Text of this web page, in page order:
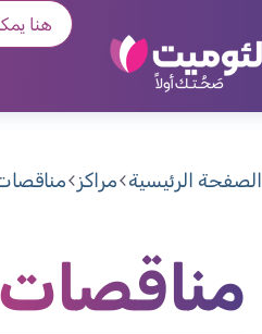
الصفحة الرئيسية مراكز